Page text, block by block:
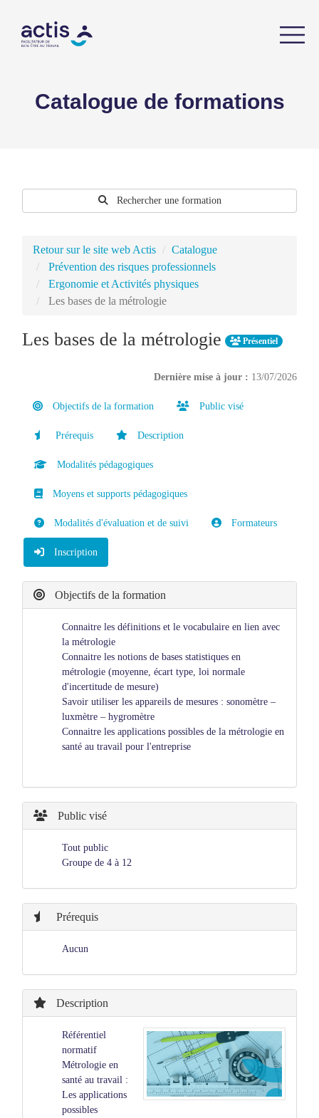
Catalogue de formations
Rechercher une formation
Retour sur le site web Actis
Catalogue
Prévention des risques professionnels
Ergonomie et Activités physiques
Les bases de la métrologie
Les bases de la métrologie Présentiel
Dernière mise à jour : 13/07/2026
Objectifs de la formation Public visé
Prérequis Description
Modalités pédagogiques
Moyens et supports pédagogiques
Modalités d'évaluation et de suivi Formateurs
Inscription
Objectifs de la formation
Connaitre les définitions et le vocabulaire en lien avec
la métrologie
Connaitre les notions de bases statistiques en
métrologie (moyenne, écart type, loi normale
d'incertitude de mesure)
Savoir utiliser les appareils de mesures : sonomètre –
luxmètre – hygromètre
Connaitre les applications possibles de la métrologie en
santé au travail pour l'entreprise
Public visé
Tout public
Groupe de 4 à 12
Prérequis
Aucun
Description
Référentiel
normatif
Métrologie en
santé au travail :
Les applications
possibles